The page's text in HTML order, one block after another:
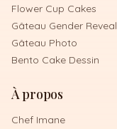
Flower Cup Cakes
Gâteau Gender Reveal
Gâteau Photo
Bento Cake Dessin
À propos
Chef Imane